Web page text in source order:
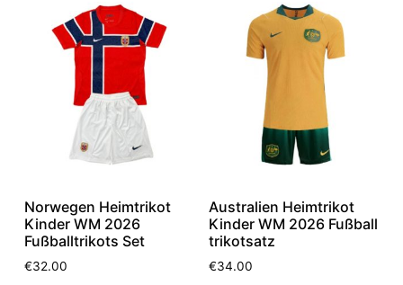
Norwegen Heimtrikot
Kinder WM 2026
Fußballtrikots Set
€32.00
Australien Heimtrikot
Kinder WM 2026 Fußball
trikotsatz
€34.00